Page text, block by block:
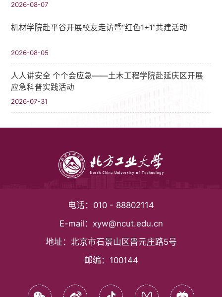
2026-08-07
机材学院赴平谷开展校友走访暨“红色1+1”共建活动
2026-08-05
人人讲安全 个个会应急——土木工程学院赴延庆区开展
应急科普实践活动
2026-07-31
电话： 010 - 88802114
E-mail： xyw@ncut.edu.cn
地址： 北京市石景山区晋元庄路5号
邮编： 100144